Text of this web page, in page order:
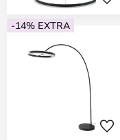
-14% EXTRA